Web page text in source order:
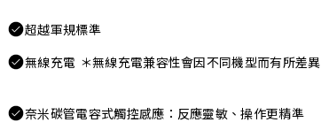
超越軍規標準
無線充電 ＊無線充電兼容性會因不同機型而有所差異
奈米碳管電容式觸控感應：反應靈敏、操作更精準